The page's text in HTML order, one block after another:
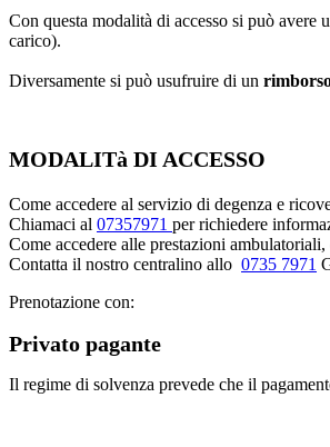
Con questa modalità di accesso si può avere
carico).
Diversamente si può usufruire di un
MODALITà DI ACCESSO
Come accedere al servizio di degenza e
Chiamaci al 07357971 per richiedere
Come accedere alle prestazioni
Contatta il nostro centralino allo 0735 7971
Prenotazione con:
Privato pagante
Il regime di solvenza prevede che il